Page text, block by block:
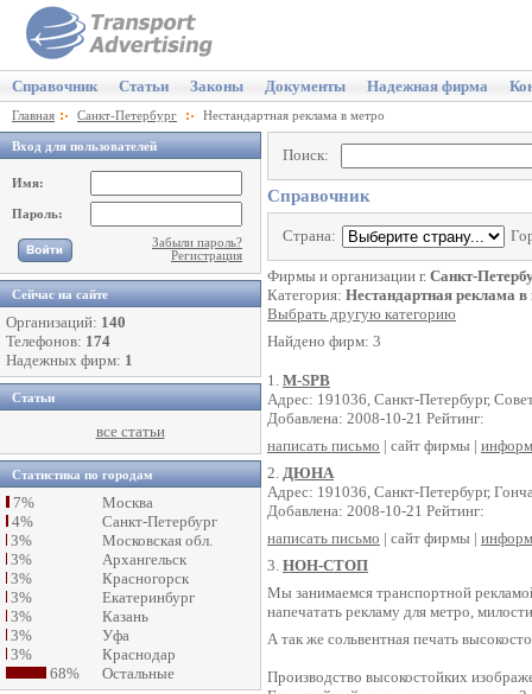
Справочник Статьи Законы Документы Надежная фирма
Главная Санкт-Петербург Нестандартная реклама в метро
Вход для пользователей
Имя:
Пароль:
Забыли пароль?
Регистрация
Сейчас на сайте
Организаций: 140
Телефонов: 174
Надежных фирм: 1
Статьи
все статьи
Статистика по городам
7%
Москва
4%
Санкт-Петербург
3%
Московская обл.
3%
Архангельск
3%
Красногорск
3%
Екатеринбург
3%
Казань
3%
Уфа
3%
Краснодар
68%
Остальные
Поиск:
Справочник
Страна:
Фирмы и организации г. Санкт-
Категория: Нестандартная реклама в
Выбрать другую категорию
Найдено фирм: 3
1. M-SPB
Адрес: 191036, Санкт-Петербург,
Добавлена: 2008-10-21 Рейтинг:
написать письмо | сайт фирмы |
2. ДЮНА
Адрес: 191036, Санкт-Петербург,
Добавлена: 2008-10-21 Рейтинг:
написать письмо | сайт фирмы |
3. НОН-СТОП
Мы занимаемся транспортной
напечатать рекламу для метро,
А так же сольвентная печать
Производство высокостойких